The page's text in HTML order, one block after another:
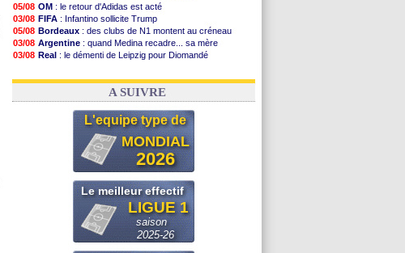
05/08 OM : le retour d'Adidas est acté
03/08 FIFA : Infantino sollicite Trump
05/08 Bordeaux : des clubs de N1 montent au créneau
03/08 Argentine : quand Medina recadre... sa mère
03/08 Real : le démenti de Leipzig pour Diomandé
03/08 OM: Paixão attire un 2e club anglais
A SUIVRE
L'equipe type de
MONDIAL
2026
Le meilleur effectif
LIGUE 1
saison
2025-26